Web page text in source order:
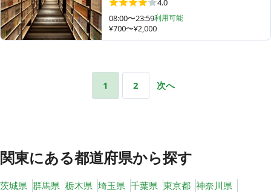
08:00〜23:59利用可能
¥700〜¥2,000
1 2 次へ
関東にある都道府県から探す
茨城県 群馬県 栃木県 埼玉県 千葉県 東京都 神奈川県